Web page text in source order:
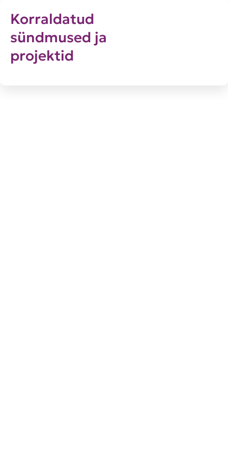
Korraldatud
sündmused ja
projektid